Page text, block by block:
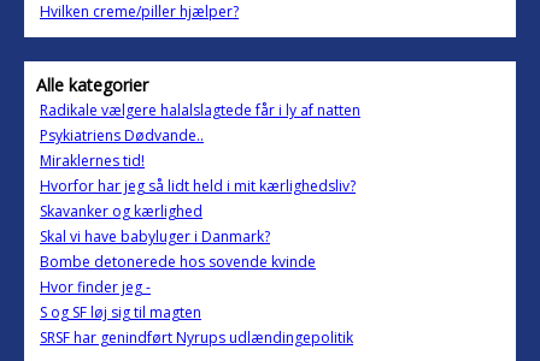
Hvilken creme/piller hjælper?
Alle kategorier
Radikale vælgere halalslagtede får i ly af natten
Psykiatriens Dødvande..
Miraklernes tid!
Hvorfor har jeg så lidt held i mit kærlighedsliv?
Skavanker og kærlighed
Skal vi have babyluger i Danmark?
Bombe detonerede hos sovende kvinde
Hvor finder jeg -
S og SF løj sig til magten
SRSF har genindført Nyrups udlændingepolitik